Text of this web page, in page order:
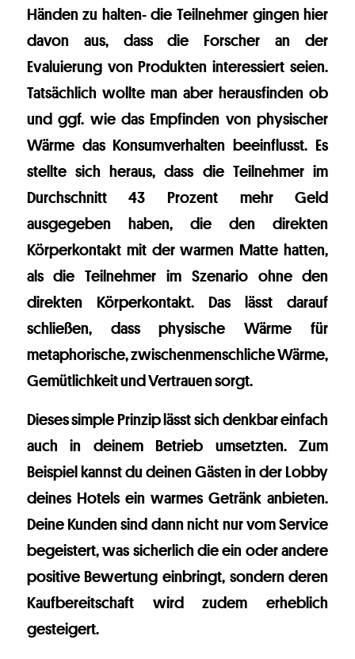
Händen zu halten- die Teilnehmer gingen hier
davon aus, dass die Forscher an der
Evaluierung von Produkten interessiert seien.
Tatsächlich wollte man aber herausfinden ob
und ggf. wie das Empfinden von physischer
Wärme das Konsumverhalten beeinflusst. Es
stellte sich heraus, dass die Teilnehmer im
Durchschnitt 43 Prozent mehr Geld
ausgegeben haben, die den direkten
Körperkontakt mit der warmen Matte hatten,
als die Teilnehmer im Szenario ohne den
direkten Körperkontakt. Das lässt darauf
schließen, dass physische Wärme für
metaphorische, zwischenmenschliche Wärme,
Gemütlichkeit und Vertrauen sorgt.
Dieses simple Prinzip lässt sich denkbar einfach
auch in deinem Betrieb umsetzten. Zum
Beispiel kannst du deinen Gästen in der Lobby
deines Hotels ein warmes Getränk anbieten.
Deine Kunden sind dann nicht nur vom Service
begeistert, was sicherlich die ein oder andere
positive Bewertung einbringt, sondern deren
Kaufbereitschaft wird zudem erheblich
gesteigert.